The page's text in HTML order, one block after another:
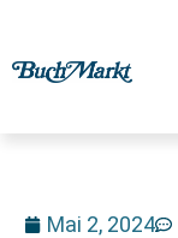
Mai 2, 2024